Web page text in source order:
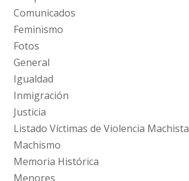
Comunicados
Feminismo
Fotos
General
Igualdad
Inmigración
Justicia
Listado Víctimas de Violencia Machista
Machismo
Memoria Histórica
Menores